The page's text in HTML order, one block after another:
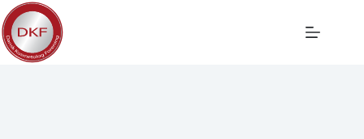
Fortsæt
til
indhold